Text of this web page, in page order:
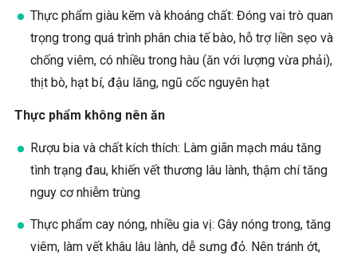
Thực phẩm giàu kẽm và khoáng chất: Đóng vai trò quan
trọng trong quá trình phân chia tế bào, hỗ trợ liền sẹo và
chống viêm, có nhiều trong hàu (ăn với lượng vừa phải),
thịt bò, hạt bí, đậu lăng, ngũ cốc nguyên hạt
Thực phẩm không nên ăn
Rượu bia và chất kích thích: Làm giãn mạch máu tăng
tình trạng đau, khiến vết thương lâu lành, thậm chí tăng
nguy cơ nhiễm trùng
Thực phẩm cay nóng, nhiều gia vị: Gây nóng trong, tăng
viêm, làm vết khâu lâu lành, dễ sưng đỏ. Nên tránh ớt,